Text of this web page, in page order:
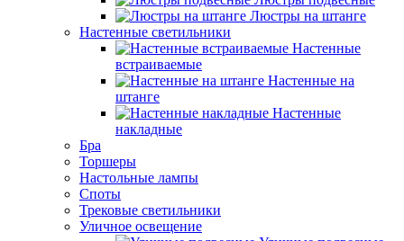
Люстры на штанге
Настенные светильники
Настенные
встраиваемые
Настенные на
штанге
Настенные
накладные
Бра
Торшеры
Настольные лампы
Споты
Трековые светильники
Уличное освещение